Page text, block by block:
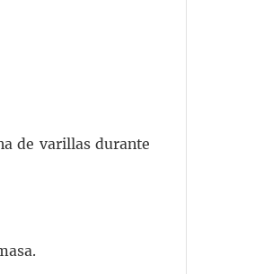
de varillas durante